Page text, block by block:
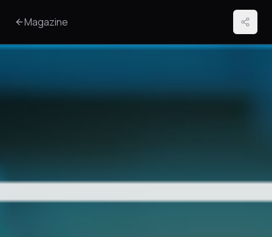
Magazine